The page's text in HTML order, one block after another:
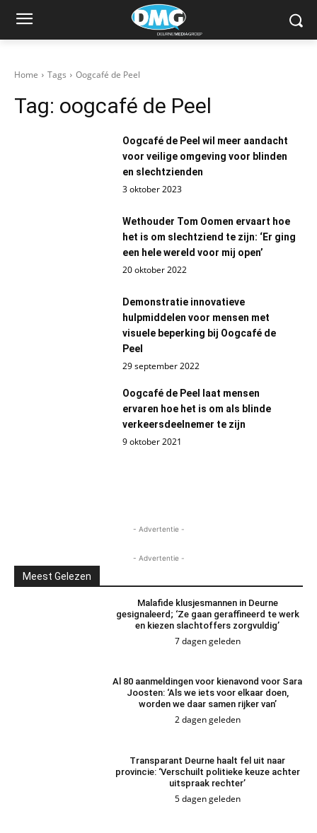
Home Tags Oogcafé de Peel
Tag: oogcafé de Peel
Oogcafé de Peel wil meer aandacht
voor veilige omgeving voor blinden
en slechtzienden
3 oktober 2023
Wethouder Tom Oomen ervaart hoe
het is om slechtziend te zijn: ‘Er ging
een hele wereld voor mij open’
20 oktober 2022
Demonstratie innovatieve
hulpmiddelen voor mensen met
visuele beperking bij Oogcafé de
Peel
29 september 2022
Oogcafé de Peel laat mensen
ervaren hoe het is om als blinde
verkeersdeelnemer te zijn
9 oktober 2021
- Advertentie -
- Advertentie -
Meest Gelezen
Malafide klusjesmannen in Deurne
gesignaleerd; ‘Ze gaan geraffineerd te werk
en kiezen slachtoffers zorgvuldig’
7 dagen geleden
Al 80 aanmeldingen voor kienavond voor Sara
Joosten: ‘Als we iets voor elkaar doen,
worden we daar samen rijker van’
2 dagen geleden
Transparant Deurne haalt fel uit naar
provincie: ‘Verschuilt politieke keuze achter
uitspraak rechter’
5 dagen geleden